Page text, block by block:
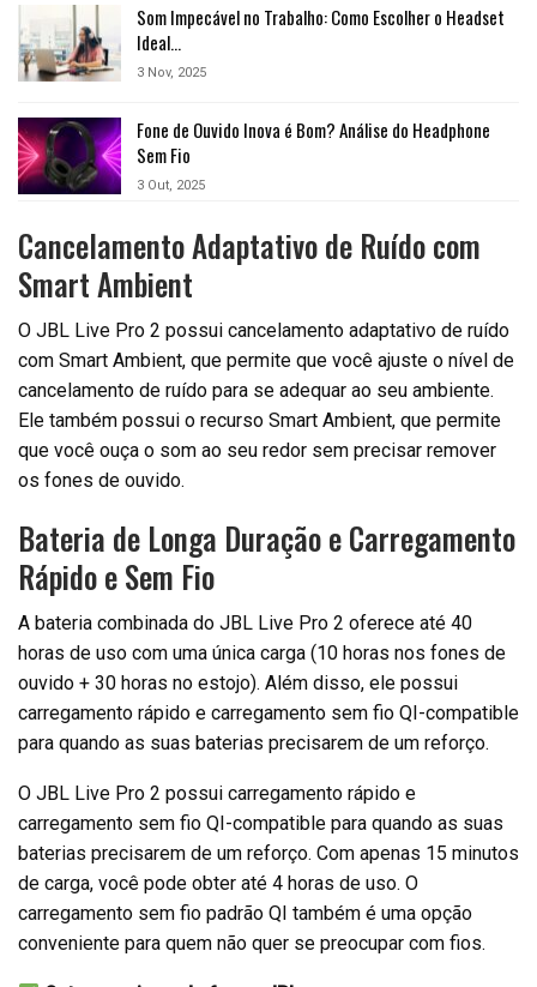
Som Impecável no Trabalho: Como Escolher o Headset
Ideal…
3 Nov, 2025
Fone de Ouvido Inova é Bom? Análise do Headphone
Sem Fio
3 Out, 2025
Cancelamento Adaptativo de Ruído com
Smart Ambient
O JBL Live Pro 2 possui cancelamento adaptativo de ruído
com Smart Ambient, que permite que você ajuste o nível de
cancelamento de ruído para se adequar ao seu ambiente.
Ele também possui o recurso Smart Ambient, que permite
que você ouça o som ao seu redor sem precisar remover
os fones de ouvido.
Bateria de Longa Duração e Carregamento
Rápido e Sem Fio
A bateria combinada do JBL Live Pro 2 oferece até 40
horas de uso com uma única carga (10 horas nos fones de
ouvido + 30 horas no estojo). Além disso, ele possui
carregamento rápido e carregamento sem fio QI-compatible
para quando as suas baterias precisarem de um reforço.
O JBL Live Pro 2 possui carregamento rápido e
carregamento sem fio QI-compatible para quando as suas
baterias precisarem de um reforço. Com apenas 15 minutos
de carga, você pode obter até 4 horas de uso. O
carregamento sem fio padrão QI também é uma opção
conveniente para quem não quer se preocupar com fios.